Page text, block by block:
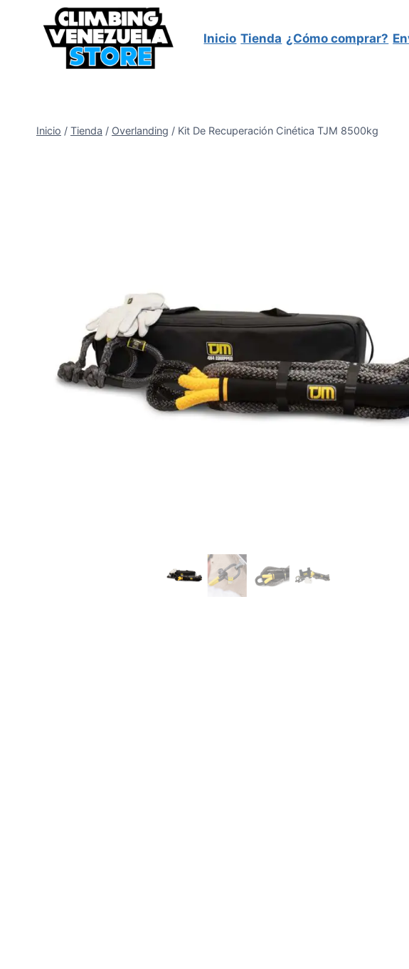
contenido
Inicio Tienda ¿Cómo comprar?
Inicio / Tienda / Overlanding / Kit De Recuperación Cinética TJM 8500kg